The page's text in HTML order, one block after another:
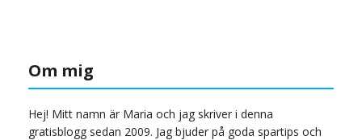
Om mig
Hej! Mitt namn är Maria och jag skriver i denna
gratisblogg sedan 2009. Jag bjuder på goda spartips och